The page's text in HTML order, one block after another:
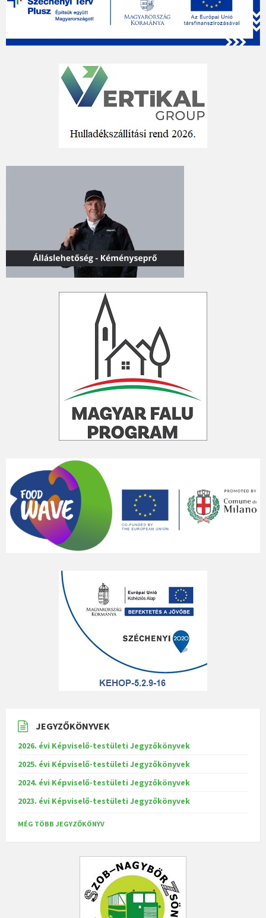
JEGYZŐKÖNYVEK
2026. évi Képviselő-testületi Jegyzőkönyvek
2025. évi Képviselő-testületi Jegyzőkönyvek
2024. évi Képviselő-testületi Jegyzőkönyvek
2023. évi Képviselő-testületi Jegyzőkönyvek
MÉG TÖBB JEGYZŐKÖNYV